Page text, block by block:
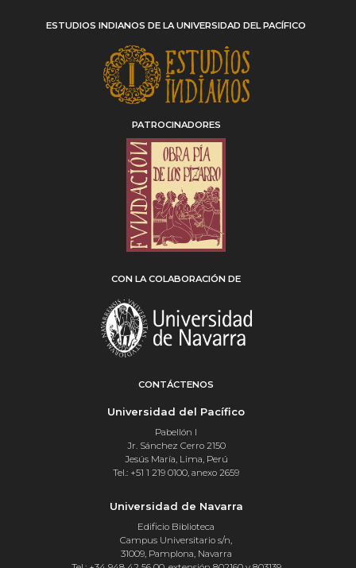
ESTUDIOS INDIANOS DE LA UNIVERSIDAD DEL PACÍFICO
PATROCINADORES
CON LA COLABORACIÓN DE
CONTÁCTENOS
Universidad del Pacífico
Pabellón I
Jr. Sánchez Cerro 2150
Jesús María, Lima, Perú
Tel.: +51 1 219 0100, anexo 2659
Universidad de Navarra
Edificio Biblioteca
Campus Universitario s/n,
31009, Pamplona, Navarra